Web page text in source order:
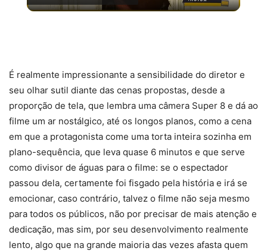
Video
É realmente impressionante a sensibilidade do diretor e
seu olhar sutil diante das cenas propostas, desde a
proporção de tela, que lembra uma câmera Super 8 e dá ao
filme um ar nostálgico, até os longos planos, como a cena
em que a protagonista come uma torta inteira sozinha em
plano-sequência, que leva quase 6 minutos e que serve
como divisor de águas para o filme: se o espectador
passou dela, certamente foi fisgado pela história e irá se
emocionar, caso contrário, talvez o filme não seja mesmo
para todos os públicos, não por precisar de mais atenção e
dedicação, mas sim, por seu desenvolvimento realmente
lento, algo que na grande maioria das vezes afasta quem